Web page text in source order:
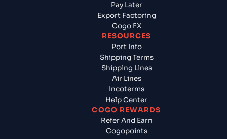
Pay Later
Export Factoring
Cogo FX
RESOURCES
Port Info
Shipping Terms
Shipping Lines
Air Lines
Incoterms
Help Center
COGO REWARDS
Refer And Earn
Cogopoints